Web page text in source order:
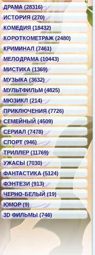
ДРАМА (28316)
ИСТОРИЯ (270)
КОМЕДИЯ (18432)
КОРОТКОМЕТРАЖ (2480)
КРИМИНАЛ (7461)
МЕЛОДРАМА (10443)
МИСТИКА (1369)
МУЗЫКА (3632)
МУЛЬТФИЛЬМ (4825)
МЮЗИКЛ (214)
ПРИКЛЮЧЕНИЯ (7726)
СЕМЕЙНЫЙ (4509)
СЕРИАЛ (7478)
СПОРТ (946)
ТРИЛЛЕР (11769)
УЖАСЫ (7030)
ФАНТАСТИКА (5124)
ФЭНТЕЗИ (913)
ЧЕРНО-БЕЛЫЙ (19)
ЮМОР (9)
3D ФИЛЬМЫ (746)